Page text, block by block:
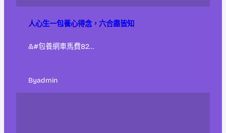
人心生一包養心得念，六合盡皆知
&#包養網車馬費82…
Byadmin